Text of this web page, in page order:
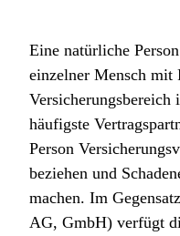
Eine natürliche
einzelner Mensch mit
Versicherungsbereich
häufigste
Person
beziehen und
machen. Im
AG, GmbH) verfügt